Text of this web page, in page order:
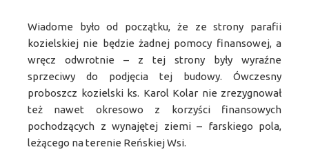
Wiadome było od początku, że ze strony parafii
kozielskiej nie będzie żadnej pomocy finansowej, a
wręcz odwrotnie – z tej strony były wyraźne
sprzeciwy do podjęcia tej budowy. Ówczesny
proboszcz kozielski ks. Karol Kolar nie zrezygnował
też nawet okresowo z korzyści finansowych
pochodzących z wynajętej ziemi – farskiego pola,
leżącego na terenie Reńskiej Wsi.